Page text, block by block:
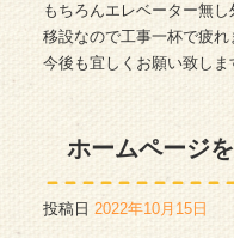
もちろんエレベーター無し
移設なので工事一杯で疲
今後も宜しくお願い致しま
ホームページ
投稿日 2022年10月15日